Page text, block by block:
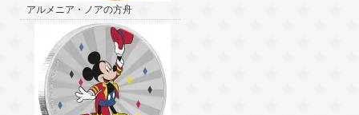
アルメニア・ノアの方舟